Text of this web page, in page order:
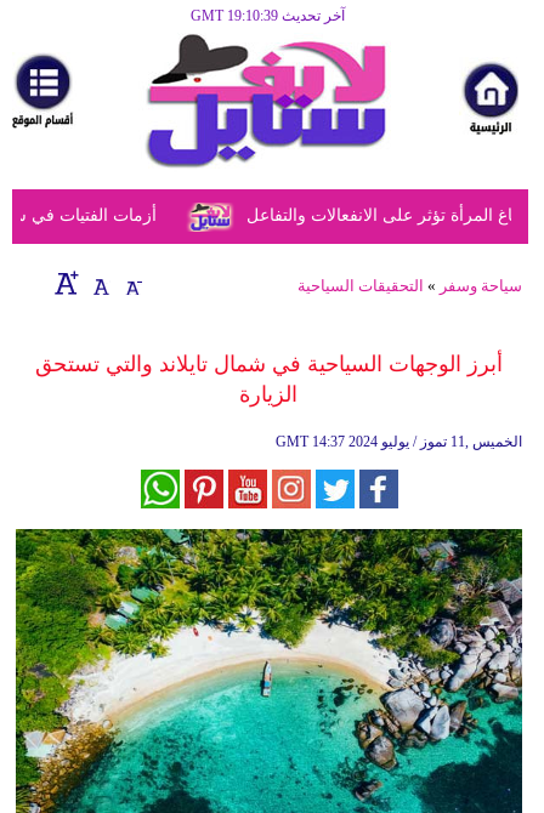
آخر تحديث GMT 19:10:39
مرأة
أزياء
أزياء
إسلامية
صحة
فيديو
مدوَنات
مشاكل
وحلول
أزمات الفتيات في سن تؤثر على الانفعالات والتفاعل
سياحة وسفر » التحقيقات السياحية
أبرز الوجهات السياحية في شمال تايلاند والتي تستحق
الزيارة
GMT 14:37 2024 الخميس ,11 تموز / يوليو